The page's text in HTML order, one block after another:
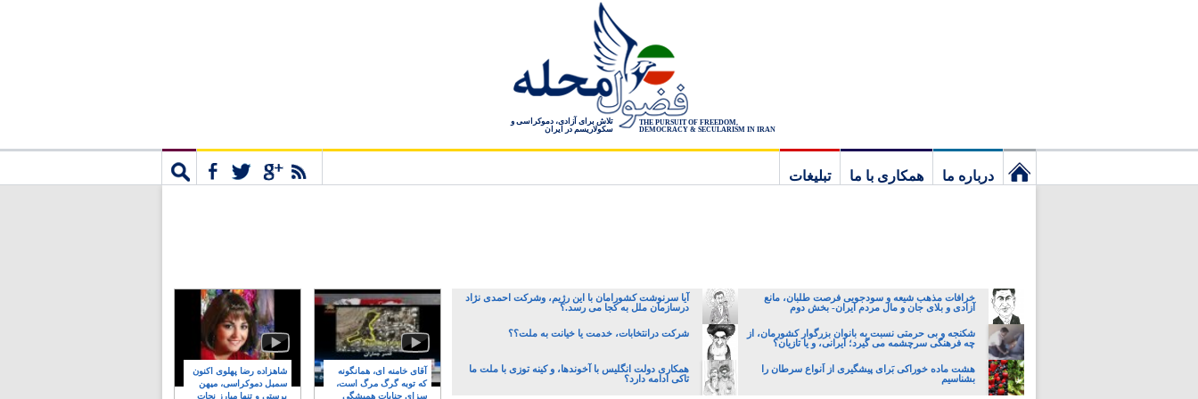
THE PURSUIT OF FREEDOM,
DEMOCRACY & SECULARISM IN IRAN
تلاش برای آزادی، دموکراسی و
سکولاریسم در ایران
درباره ما همکاری با ما
تبلیغات
خرافات مذهب شیعه و سودجویی فرصت طلبان، مانع
آزادی و بلای جان و مال مردم ایران- بخش دوم
آیا سرنوشت کشورامان با این رژیم، وشرکت احمدی نژاد
درسازمان ملل به کجا می رسد.؟
شکنجه و بی حرمتی نسبت به بانوان بزرگوار کشورمان، از
چه فرهنگی سرچشمه می گیرد؛ ایرانی، و یا تازیان؟
شرکت درانتخابات، خدمت یا خیانت به ملت؟؟
هشت ماده خوراکی بَرای پیشگیری از اَنواع سرطان را
بشناسیم
همکاری دولت انگلیس با آخوندها، و کینه توزی با ملت ما
تاکی ادامه دارد؟
شاهزاده رضا پهلوی اکنون
سمبل دموکراسی، میهن
پرستی و تنها مبارز نجات
آقای خامنه ای، همانگونه
که توبه گرگ مرگ است،
سزای جنایات همیشگی